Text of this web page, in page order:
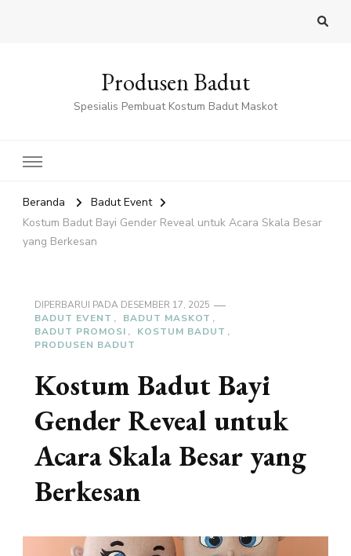
Produsen Badut
Spesialis Pembuat Kostum Badut Maskot
Beranda
Badut Event
Kostum Badut Bayi Gender Reveal untuk Acara Skala Besar
yang Berkesan
DIPERBARUI PADA DESEMBER 17, 2025
BADUT EVENT
BADUT MASKOT
BADUT PROMOSI
KOSTUM BADUT
PRODUSEN BADUT
Kostum Badut Bayi
Gender Reveal untuk
Acara Skala Besar yang
Berkesan